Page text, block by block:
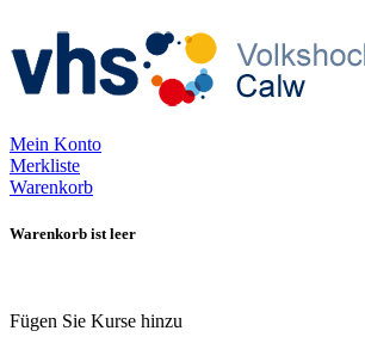
Mein Konto
Merkliste
Warenkorb
Warenkorb ist leer
Fügen Sie Kurse hinzu